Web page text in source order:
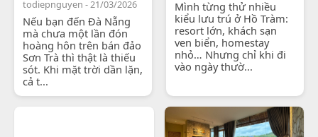
todiepnguyen - 21/03/2026
Nếu bạn đến Đà Nẵng
mà chưa một lần đón
hoàng hôn trên bán đảo
Sơn Trà thì thật là thiếu
sót. Khi mặt trời dần lặn,
cả t...
Mình từng thử nhiều
kiểu lưu trú ở Hồ Tràm:
resort lớn, khách sạn
ven biển, homestay
nhỏ… Nhưng chỉ khi đi
vào ngày thườ...